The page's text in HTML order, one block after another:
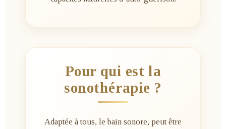
Pour qui est la
sonothérapie ?
Adaptée à tous, le bain sonore, peut être